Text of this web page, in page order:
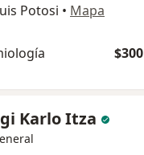
Potosi • Mapa
$300
Karlo Itza